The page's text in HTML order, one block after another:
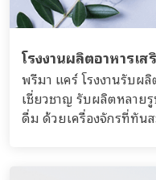
โรงงานผลิตอาหารเ
พรีมา แคร์ โรงงานรับผ
เชี่ยวชาญ รับผลิตหลาย
ดื่ม ด้วยเครื่องจักรที่ทัน